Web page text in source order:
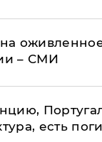
– СМИ
есть